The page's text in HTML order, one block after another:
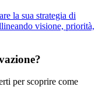
la sua strategia di
visione, priorità,
per scoprire come